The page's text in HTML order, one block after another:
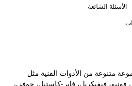
الأسئلة الشائعة
متنوعة من الأدوات الفنية مثل
فيفيكريل، فابر-كاستيل، جوفي،